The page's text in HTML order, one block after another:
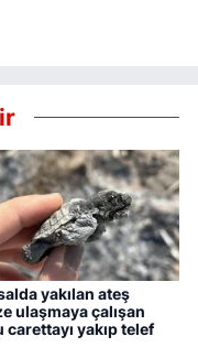
yakılan ateş
ulaşmaya çalışan
carettayı yakıp telef